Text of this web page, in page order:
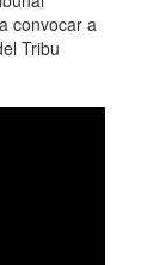
convocar a
Tribu